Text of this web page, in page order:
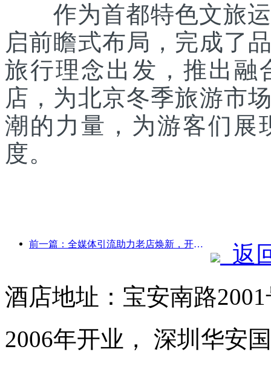
作为首都特色文旅运
启前瞻式布局，完成了
旅行理念出发，推出融
店，为北京冬季旅游市
潮的力量，为游客们展
度。
前一篇：全媒体引流助力老店焕新，开创“零爬坡”新模式
返
酒店地址：宝安南路
2006年开业， 深圳华